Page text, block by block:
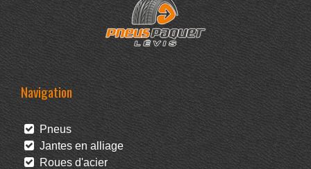
Navigation
Pneus
Jantes en alliage
Roues d'acier